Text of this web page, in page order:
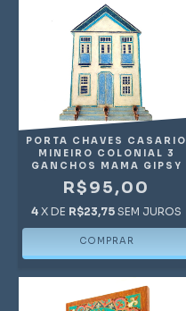
PORTA CHAVES CASARIO
MINEIRO COLONIAL 3
GANCHOS MAMA GIPSY
R$95,00
4 X DE R$23,75 SEM JUROS